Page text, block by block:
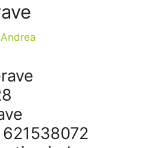
Andrea